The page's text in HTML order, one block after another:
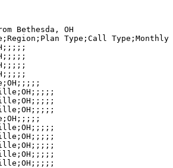
Bethesda, OH
Type;Call